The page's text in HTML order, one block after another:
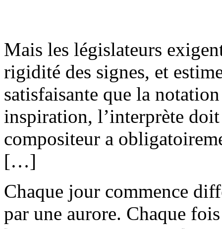
Mais les législateurs
rigidité des signes, et
satisfaisante que la
inspiration, l’interprète
compositeur a
[…]
Chaque jour commence
par une aurore. Chaque